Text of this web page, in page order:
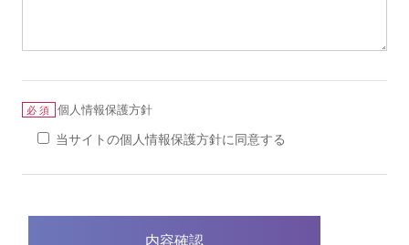
必須 個人情報保護方針
当サイトの個人情報保護方針に同意する